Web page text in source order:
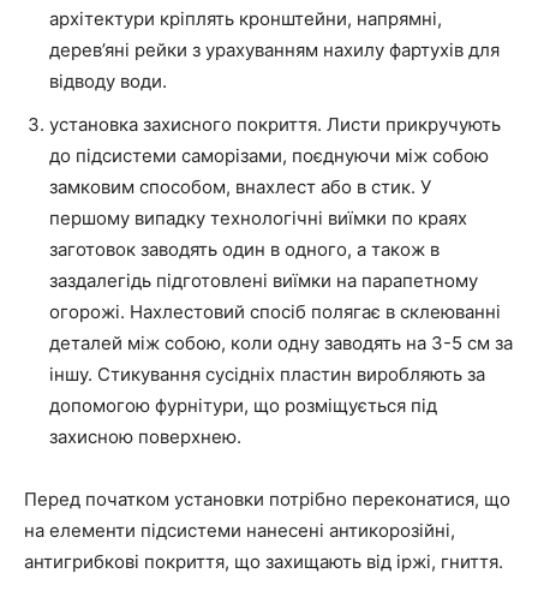
архітектури кріплять кронштейни, напрямні,
дерев’яні рейки з урахуванням нахилу фартухів для
відводу води.
установка захисного покриття. Листи прикручують
до підсистеми саморізами, поєднуючи між собою
замковим способом, внахлест або в стик. У
першому випадку технологічні виїмки по краях
заготовок заводять один в одного, а також в
заздалегідь підготовлені виїмки на парапетному
огорожі. Нахлестовий спосіб полягає в склеюванні
деталей між собою, коли одну заводять на 3-5 см за
іншу. Стикування сусідніх пластин виробляють за
допомогою фурнітури, що розміщується під
захисною поверхнею.
Перед початком установки потрібно переконатися, що
на елементи підсистеми нанесені антикорозійні,
антигрибкові покриття, що захищають від іржі, гниття.